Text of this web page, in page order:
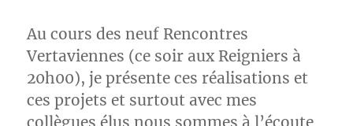
Au cours des neuf Rencontres
Vertaviennes (ce soir aux Reigniers à
20h00), je présente ces réalisations et
ces projets et surtout avec mes
collègues élus nous sommes à l’écoute